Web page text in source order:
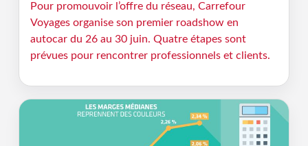
Pour promouvoir l’offre du réseau, Carrefour
Voyages organise son premier roadshow en
autocar du 26 au 30 juin. Quatre étapes sont
prévues pour rencontrer professionnels et clients.